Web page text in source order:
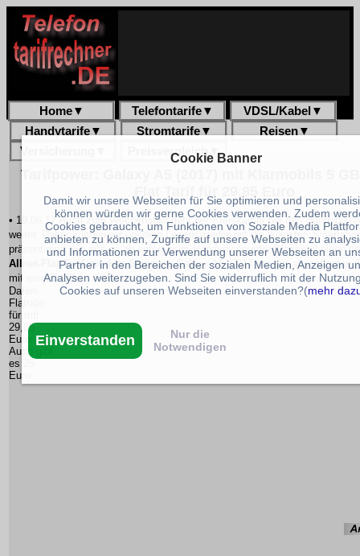
Home▼ Telefontarife▼ VDSL/Kabel ▼
Handytarife▼ Stromtarife▼ Reisen▼
Versicherung
Preisvergleich ▼
Tarifpower: Galaxy A5 (2017) mit Klarmobils 5
• 19.06.17 Auch zum Wochenstart geht der Preiskampf bei den
weiter. Daher können wir unseren Lesern wieder mit die billigsten
präsentieren. So gibt es ab sofort beim Handydiscounter Klarmobil einen
Allnet-Flat Tarifmit dem Samsung Galaxy A5 (2017) im gut ausgebauten
mit einer 5 GB
Daten-
Flatrate
für mtl.
29,85
Euro.
Auch gibt
es 25
Euro
Cookie Banner
Damit wir unsere Webseiten für Sie optimieren und
können würden wir gerne Cookies verwenden. Zudem
Cookies gebraucht, um Funktionen von Soziale Media
anbieten zu können, Zugriffe auf unsere Webseiten zu
und Informationen zur Verwendung unserer Webseiten an
Partner in den Bereichen der sozialen Medien, Anzeigen
Analysen weiterzugeben. Sind Sie widerruflich mit der
Cookies auf unseren Webseiten einverstanden?(mehr
Einverstanden
Nur die
Notwendigen